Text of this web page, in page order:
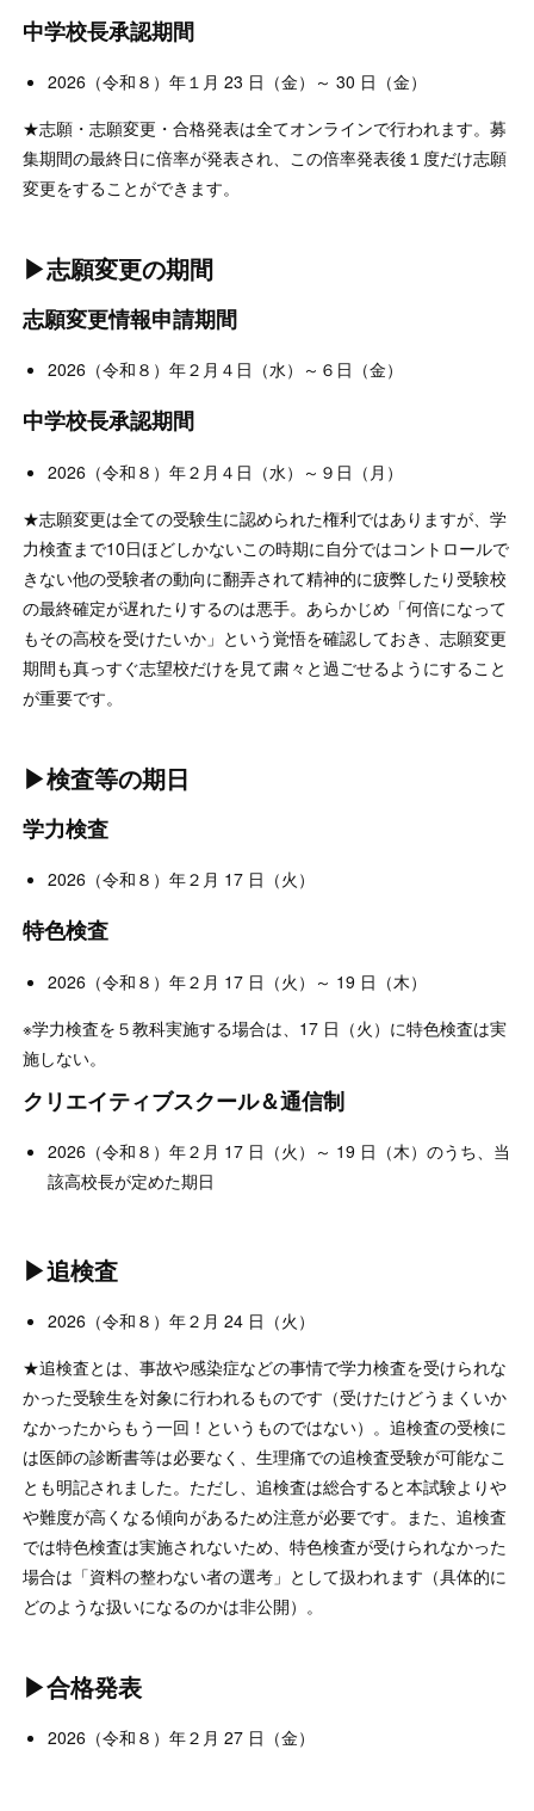
中学校長承認期間
2026（令和８）年１月 23 日（金）～ 30 日（金）
★志願・志願変更・合格発表は全てオンラインで行われます。募
集期間の最終日に倍率が発表され、この倍率発表後１度だけ志願
変更をすることができます。
▶志願変更の期間
志願変更情報申請期間
2026（令和８）年２月４日（水）～６日（金）
中学校長承認期間
2026（令和８）年２月４日（水）～９日（月）
★志願変更は全ての受験生に認められた権利ではありますが、学
力検査まで10日ほどしかないこの時期に自分ではコントロールで
きない他の受験者の動向に翻弄されて精神的に疲弊したり受験校
の最終確定が遅れたりするのは悪手。あらかじめ「何倍になって
もその高校を受けたいか」という覚悟を確認しておき、志願変更
期間も真っすぐ志望校だけを見て粛々と過ごせるようにすること
が重要です。
▶検査等の期日
学力検査
2026（令和８）年２月 17 日（火）
特色検査
2026（令和８）年２月 17 日（火）～ 19 日（木）
※学力検査を５教科実施する場合は、17 日（火）に特色検査は実
施しない。
クリエイティブスクール＆通信制
2026（令和８）年２月 17 日（火）～ 19 日（木）のうち、当
該高校長が定めた期日
▶追検査
2026（令和８）年２月 24 日（火）
★追検査とは、事故や感染症などの事情で学力検査を受けられな
かった受験生を対象に行われるものです（受けたけどうまくいか
なかったからもう一回！というものではない）。追検査の受検に
は医師の診断書等は必要なく、生理痛での追検査受験が可能なこ
とも明記されました。ただし、追検査は総合すると本試験よりや
や難度が高くなる傾向があるため注意が必要です。また、追検査
では特色検査は実施されないため、特色検査が受けられなかった
場合は「資料の整わない者の選考」として扱われます（具体的に
どのような扱いになるのかは非公開）。
▶合格発表
2026（令和８）年２月 27 日（金）